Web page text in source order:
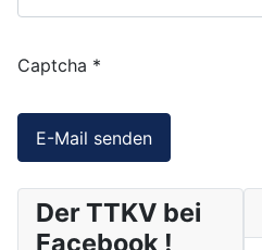
Captcha *
E-Mail senden
Der TTKV bei
Facebook !